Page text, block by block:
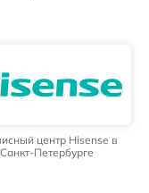
центр Hisense в
Санкт-Петербурге